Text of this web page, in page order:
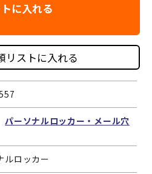
に入れる
リストに入れる
パーソナルロッカー・メール穴
ルロッカー